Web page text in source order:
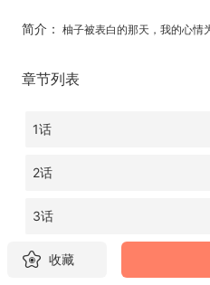
简介： 柚子被表白的那天，我的心情
章节列表
1话
2话
3话
4话收藏